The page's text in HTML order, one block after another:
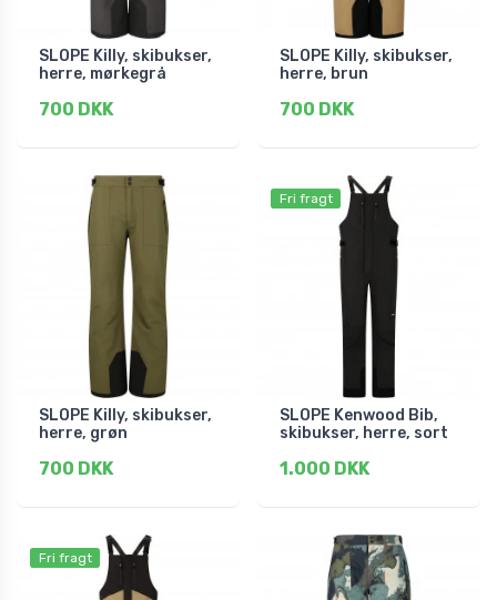
SLOPE Killy, skibukser,
herre, mørkegrå
700 DKK
SLOPE Killy, skibukser,
herre, brun
700 DKK
SLOPE Killy, skibukser,
herre, grøn
700 DKK
Fri fragt
SLOPE Kenwood Bib,
skibukser, herre, sort
1.000 DKK
Fri fragt